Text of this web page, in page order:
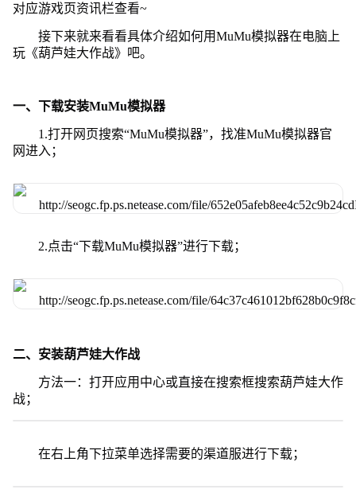
对应游戏页资讯栏查看~
接下来就来看看具体介绍如何用MuMu模拟器在电脑上
玩《葫芦娃大作战》吧。
一、下载安装MuMu模拟器
1.打开网页搜索“MuMu模拟器”，找准MuMu模拟器官
网进入；
2.点击“下载MuMu模拟器”进行下载；
二、安装葫芦娃大作战
方法一：打开应用中心或直接在搜索框搜索葫芦娃大作
战；
在右上角下拉菜单选择需要的渠道服进行下载；